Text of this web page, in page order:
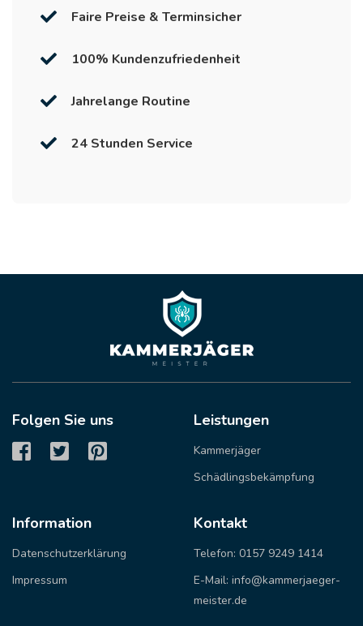
Faire Preise & Terminsicher
100% Kundenzufriedenheit
Jahrelange Routine
24 Stunden Service
Folgen Sie uns Leistungen
Kammerjäger
Schädlingsbekämpfung
Information
Datenschutzerklärung
Impressum
Kontakt
Telefon: 0157 9249 1414
E-Mail: info@kammerjaeger-
meister.de